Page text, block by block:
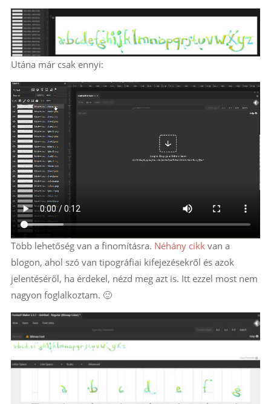
Utána már csak ennyi:
Több lehetőség van a finomításra. Néhány cikkvan a
blogon, ahol szó van tipográfiai kifejezésekről és azok
jelentéséről, ha érdekel, nézd meg azt is. Itt ezzel most nem
nagyon foglalkoztam. 🙂